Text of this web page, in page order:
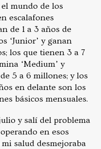
mundo de los
escalafones
de 1 a 3 años de
‘Junior’ y ganan
los que tienen 3 a 7
‘Medium’ y
5 a 6 millones; y los
en delante son los
básicos mensuales.
y salí del problema
en esos
salud desmejoraba